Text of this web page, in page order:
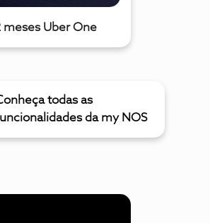
meses Uber One
todas as
da my NOS